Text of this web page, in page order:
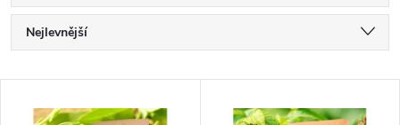
Ř
a
Nejlevnější
V